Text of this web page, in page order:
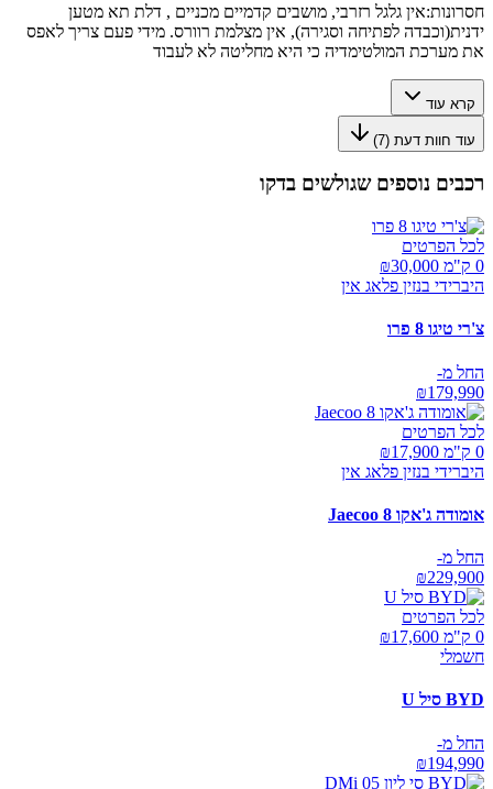
חסרונות:אין גלגל רזרבי, מושבים קדמיים מכניים , דלת תא מטען
ידנית(וכבדה לפתיחה וסגירה), אין מצלמת רוורס. מידי פעם צריך לאפס
את מערכת המולטימדיה כי היא מחליטה לא לעבוד
קרא עוד
עוד חוות דעת (7
)
רכבים נוספים שגולשים בדקו
לכל הפרטים
0 ק"מ ₪
30,000
היברידי בנזין פלאג אין
צ'רי טיגו 8 פרו
החל מ-
₪179,990
לכל הפרטים
0 ק"מ ₪
17,900
היברידי בנזין פלאג אין
אומודה ג'אקו Jaecoo 8
החל מ-
₪229,900
לכל הפרטים
0 ק"מ ₪
17,600
חשמלי
BYD סיל U
החל מ-
₪194,990